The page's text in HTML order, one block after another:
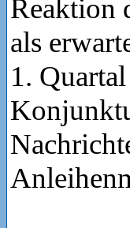
Reaktion
als
1.